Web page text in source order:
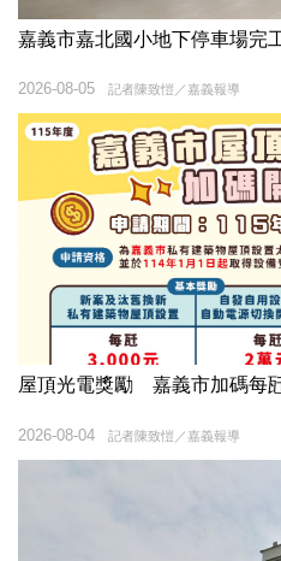
嘉義市嘉北國小地下停車場
記者陳致愷／嘉義報導
2026-08-05
屋頂光電獎勵 嘉義市加碼每
記者陳致愷／嘉義報導
2026-08-04